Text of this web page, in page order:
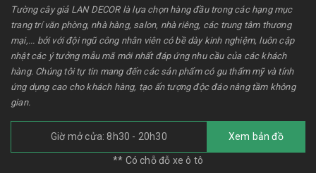
Tường cây giả LAN DECOR là lựa chọn hàng đầu trong các hạng mục
trang trí văn phòng, nhà hàng, salon, nhà riêng, các trung tâm thương
mại,... bởi với đội ngũ công nhân viên có bề dày kinh nghiệm, luôn cập
nhật các ý tưởng mẫu mã mới nhất đáp ứng nhu cầu của các khách
hàng. Chúng tôi tự tin mang đến các sản phẩm có gu thẩm mỹ và tính
ứng dụng cao cho khách hàng, tạo ấn tượng độc đáo nâng tầm không
gian.
Giờ mở cửa: 8h30 - 20h30 Xem bản đồ
** Có chỗ đỗ xe ô tô